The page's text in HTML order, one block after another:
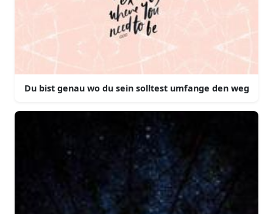
Du bist genau wo du sein solltest umfange den weg